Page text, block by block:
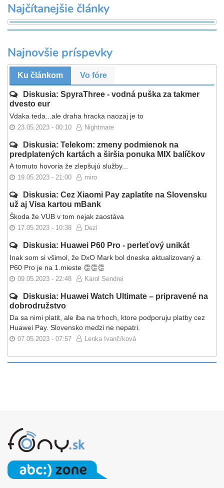
Najčítanejšie články
Najnovšie príspevky
Ku článkom Vo fóre
Diskusia: SpyraThree - vodná puška za takmer
dvesto eur
Vdaka teda...ale draha hracka naozaj je to
23.05.2023 - 00:10 Nightmare
Diskusia: Telekom: zmeny podmienok na
predplatených kartách a širšia ponuka MIX balíčkov
A tomuto hovoria že zlepšujú služby...
19.05.2023 - 21:00 miro
Diskusia: Cez Xiaomi Pay zaplatíte na Slovensku
už aj Visa kartou mBank
Škoda že VUB v tom nejak zaostáva
17.05.2023 - 10:38 Dezi
Diskusia: Huawei P60 Pro - perleťový unikát
Inak som si všimol, že DxO Mark bol dneska aktualizovaný a
P60 Pro je na 1.mieste 👏👏👏
09.05.2023 - 22:48 Karol Sendrei
Diskusia: Huawei Watch Ultimate – pripravené na
dobrodružstvo
Da sa nimi platit, ale iba na trhoch, ktore podporuju platby cez
Huawei Pay. Slovensko medzi ne nepatri.
07.05.2023 - 07:57 Lenka Ivančíková